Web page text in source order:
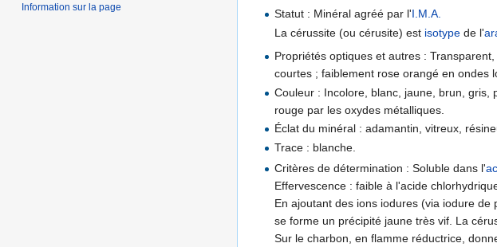
Statut : Minéral agréé par l'I.M.A.
La cérussite (ou cérusite) est isotype de l'
Propriétés optiques et autres :
courtes ; faiblement rose orangé en ondes
Couleur : Incolore, blanc, jaune, brun, gris,
rouge par les oxydes métalliques.
Éclat du minéral : adamantin, vitreux,
Trace : blanche.
Critères de détermination : Soluble dans l'
Effervescence : faible à l'acide
En ajoutant des ions iodures (via iodure
se forme un précipité jaune très vif. La
Sur le charbon, en flamme réductrice,
Information sur la page